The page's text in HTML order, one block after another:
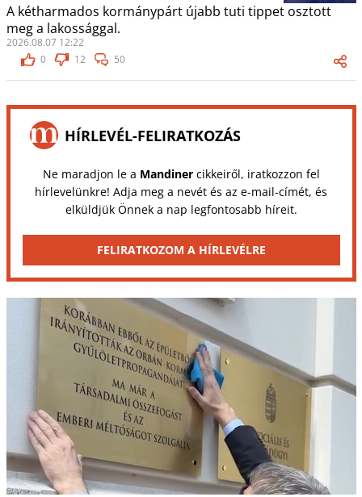
A kétharmados kormánypárt újabb tuti tippet osztott
meg a lakossággal.
2026.08.07 12:22
0
12 50
HÍRLEVÉL-FELIRATKOZÁS
Ne maradjon le a Mandinercikkeiről, iratkozzon fel
hírlevelünkre! Adja meg a nevét és az e-mail-címét, és
elküldjük Önnek a nap legfontosabb híreit.
FELIRATKOZOM A HÍRLEVÉLRE